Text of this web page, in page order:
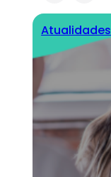
Atualidades